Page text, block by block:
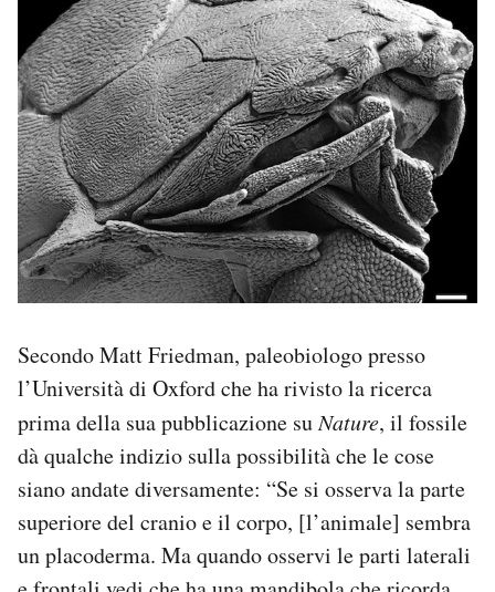
Secondo Matt Friedman, paleobiologo presso
l’Università di Oxford che ha rivisto la ricerca
prima della sua pubblicazione suNature, il fossile
dà qualche indizio sulla possibilità che le cose
siano andate diversamente: “Se si osserva la parte
superiore del cranio e il corpo, [l’animale] sembra
un placoderma. Ma quando osservi le parti laterali